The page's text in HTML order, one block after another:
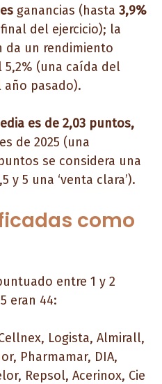
ganancias (hasta 3,9%
del ejercicio); la
da un rendimiento
(una caída del
pasado).
es de 2,03 puntos,
de 2025 (una
se considera una
y 5 una ‘venta clara’).
como
entre 1 y 2
eran 44:
Logista, Almirall,
Pharmamar, DIA,
Repsol, Acerinox, Cie